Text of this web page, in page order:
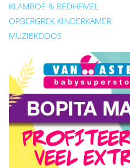
KLAMBOE & BEDHEMEL
OPBERGREK KINDERKAMER
MUZIEKDOOS